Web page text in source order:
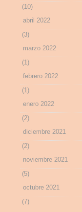
(10)
abril 2022
(3)
marzo 2022
(1)
febrero 2022
(1)
enero 2022
(2)
diciembre 2021
(2)
noviembre 2021
(5)
octubre 2021
(7)